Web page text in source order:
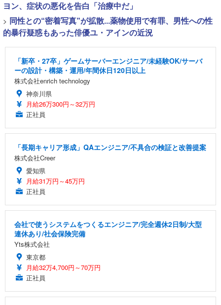
ヨン、症状の悪化を告白「治療中だ」
> 同性との“密着写真”が拡散...薬物使用で有罪、男性への性
的暴行疑惑もあった俳優ユ・アインの近況
「新卒・27卒」ゲームサーバーエンジニア/未経験OK/サーバ
ーの設計・構築・運用/年間休日120日以上
株式会社enrich technology
神奈川県
月給26万300円～32万円
正社員
「長期キャリア形成」QAエンジニア/不具合の検証と改善提案
株式会社Creer
愛知県
月給31万円～45万円
正社員
会社で使うシステムをつくるエンジニア/完全週休2日制/大型
連休あり/社会保険完備
Yts株式会社
東京都
月給32万4,700円～70万円
正社員